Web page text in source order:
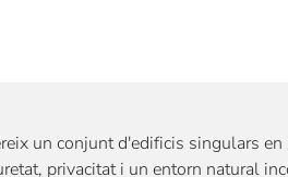
un conjunt d'edificis singulars
privacitat i un entorn natural